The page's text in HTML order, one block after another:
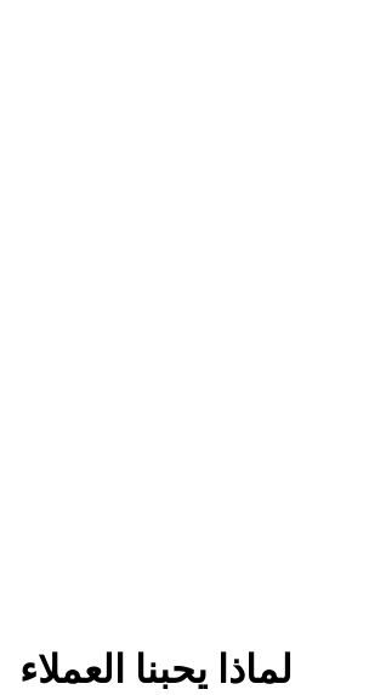
لماذا يحبنا العملاء